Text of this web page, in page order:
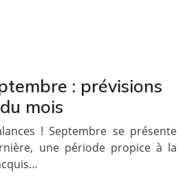
: prévisions
mois
! Septembre se présente
une période propice à la